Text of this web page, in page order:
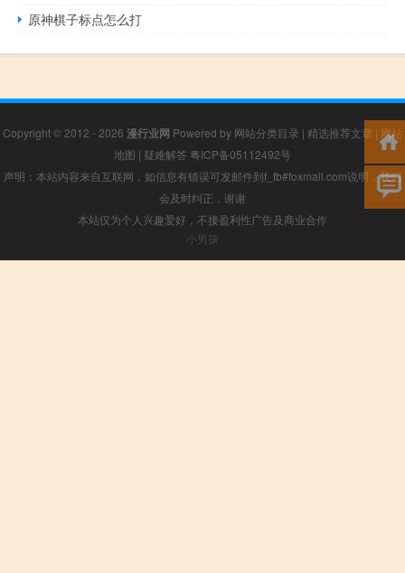
原神棋子标点怎么打
Copyright © 2012 - 2026 漫行业网 Powered by 网站分类目录 | 精选推荐文章 | 网站
地图 | 疑难解答 粤ICP备05112492号
声明：本站内容来自互联网，如信息有错误可发邮件到f_fb#foxmail.com说明，我们
会及时纠正，谢谢
本站仅为个人兴趣爱好，不接盈利性广告及商业合作
小男孩